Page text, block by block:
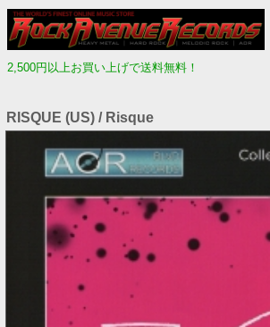
2,500円以上お買い上げで送料無料！
RISQUE (US) / Risque